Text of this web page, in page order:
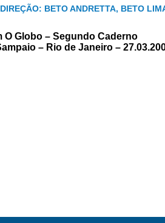
BETO ANDRETTA, BETO
O Globo – Segundo Caderno
– Rio de Janeiro –